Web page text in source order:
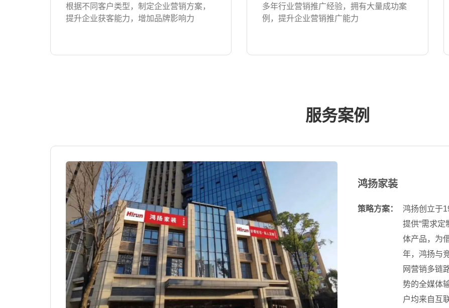
根据不同客户类型，制定企业营销方案，
提升企业获客能力，增加品牌影响力
多年行业营销推广经验，拥有大量成功案
例，提升企业营销推广能力
服务案例
鸿扬家装
策略方案：
鸿扬创立于
提供“需求定
体产品，为
年，鸿扬与
网营销多链
势的全媒体
户均来自互